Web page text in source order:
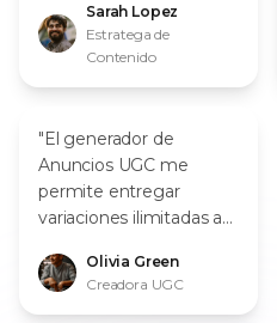
tasas de parada de
pulgar."
Sarah Lopez
Estratega de
Contenido
"El generador de
Anuncios UGC me
permite entregar
variaciones ilimitadas a
necesidad de filmar
cada guión."
Olivia Green
Creadora UGC